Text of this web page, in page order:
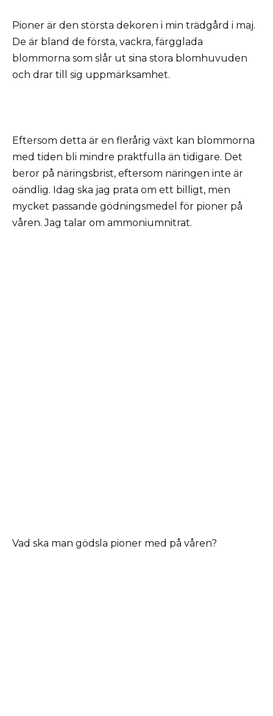
Pioner är den största dekoren i min trädgård i maj.
De är bland de första, vackra, färgglada
blommorna som slår ut sina stora blomhuvuden
och drar till sig uppmärksamhet.
Eftersom detta är en flerårig växt kan blommorna
med tiden bli mindre praktfulla än tidigare. Det
beror på näringsbrist, eftersom näringen inte är
oändlig. Idag ska jag prata om ett billigt, men
mycket passande gödningsmedel för pioner på
våren. Jag talar om ammoniumnitrat.
Vad ska man gödsla pioner med på våren?